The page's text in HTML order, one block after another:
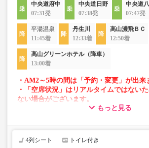
中央道府中
07:31発
中央道日野
07:38発
中央道
07:47発
平湯温泉
11:45着
丹生川
12:33着
高山濃飛ＢＣ
12:50着
高山グリーンホテル（降車）
13:00着
・AM2～5時の間は「予約・変更」が出来
・「空席状況」はリアルタイムではない
ない場合がございます。
・車両は予告なく変更となる場合がござい
で、あらかじめご了承ください。
もっと見る
4列シート トイレ付き